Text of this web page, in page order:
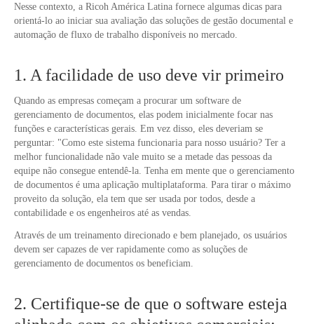
Nesse contexto, a Ricoh América Latina fornece algumas dicas para
orientá-lo ao iniciar sua avaliação das soluções de gestão documental e
automação de fluxo de trabalho disponíveis no mercado.
1. A facilidade de uso deve vir primeiro
Quando as empresas começam a procurar um software de
gerenciamento de documentos, elas podem inicialmente focar nas
funções e características gerais. Em vez disso, eles deveriam se
perguntar: "Como este sistema funcionaria para nosso usuário? Ter a
melhor funcionalidade não vale muito se a metade das pessoas da
equipe não consegue entendê-la. Tenha em mente que o gerenciamento
de documentos é uma aplicação multiplataforma. Para tirar o máximo
proveito da solução, ela tem que ser usada por todos, desde a
contabilidade e os engenheiros até as vendas.
Através de um treinamento direcionado e bem planejado, os usuários
devem ser capazes de ver rapidamente como as soluções de
gerenciamento de documentos os beneficiam.
2. Certifique-se de que o software esteja